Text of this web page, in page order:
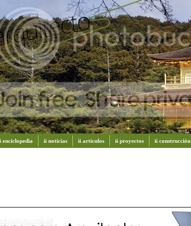
enciclopedia ii noticias ii articulos ii proyectos ii construcción